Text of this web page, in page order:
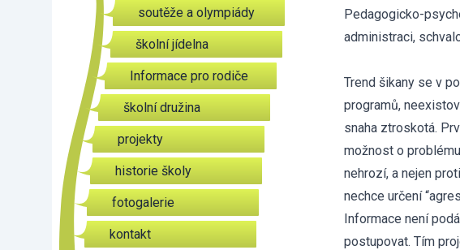
soutěže a olympiády
školní jídelna
Informace pro rodiče
školní družina
projekty
historie školy
fotogalerie
kontakt
Pedagogicko-
administraci,
Trend šikany se v
programů,
snaha ztroskotá.
možnost o
nehrozí, a nejen
nechce určení
Informace není
postupovat. Tím